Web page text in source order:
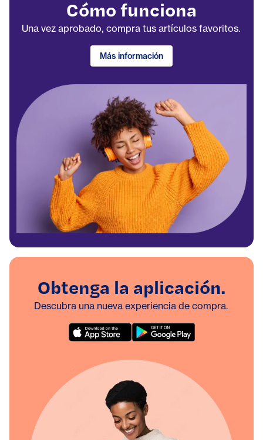
Cómo funciona
Una vez aprobado, compra tus artículos favoritos.
Más información
Obtenga la aplicación.
Descubra una nueva experiencia de compra.